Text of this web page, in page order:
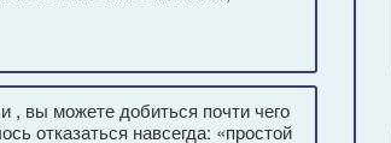
, вы можете добиться почти чего
отказаться навсегда: «простой